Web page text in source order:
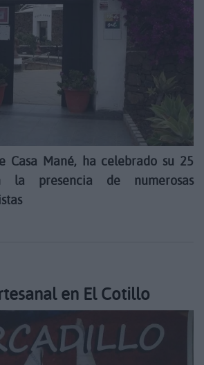
Casa Mané, ha celebrado su 25
la presencia de numerosas
en El Cotillo